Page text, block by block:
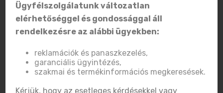
megkeresni, ahol munkatársaink minden
megkeresést a szükséges szakmai körültekintéssel
kezelnek.
Megértésüket és együttműködésüket köszönjük.
Ügyfélszolgálatunk változatlan
elérhetőséggel és gondossággal áll
rendelkezésre az alábbi ügyekben:
reklamációk és panaszkezelés,
garanciális ügyintézés,
szakmai és termékinformációs megkeresések.
Kérjük, hogy az esetleges kérdésekkel vagy